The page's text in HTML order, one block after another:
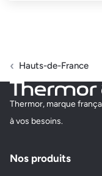
SASU VINCENT
62600 BERCK
Fermé actuellement
Hauts-de-France
Thermor, marque
à vos besoins.
Nos produits